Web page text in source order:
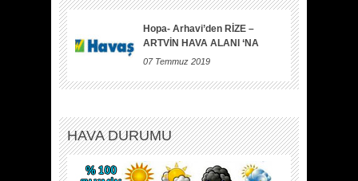
Hopa- Arhavi’den RİZE –
ARTVİN HAVA ALANI ‘NA
07 Temmuz 2019
HAVA DURUMU